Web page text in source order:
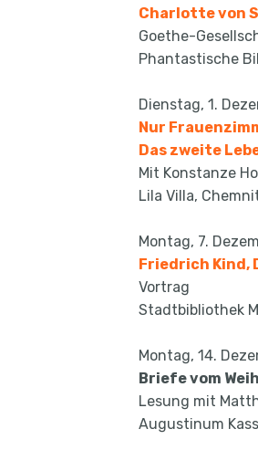
Charlotte von
Goethe-
Phantastische
Dienstag, 1.
Nur
Das zweite
Mit Konstanze
Lila Villa,
Montag, 7.
Friedrich Kind,
Vortrag
Stadtbibliothek
Montag, 14.
Briefe vom
Lesung mit
Augustinum